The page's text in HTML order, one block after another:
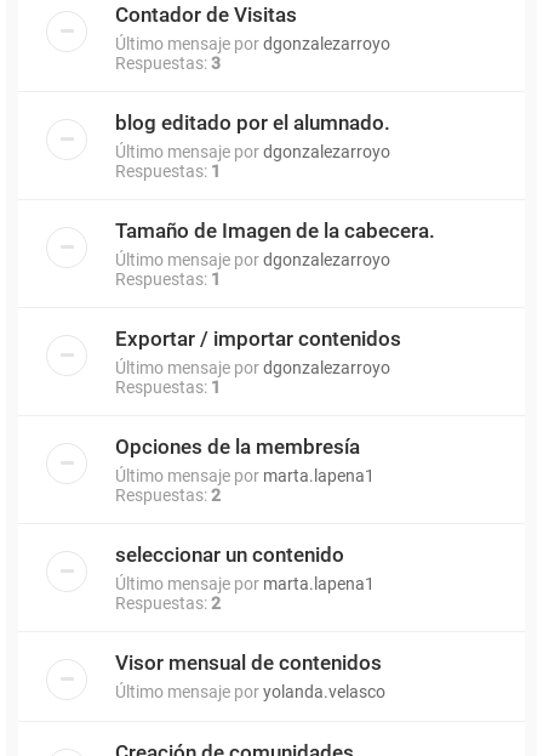
Contador de Visitas
Último mensaje pordgonzalezarroyo
Respuestas:3
blog editado por el alumnado.
Último mensaje pordgonzalezarroyo
Respuestas: 1
Tamaño de Imagen de la cabecera.
Último mensaje pordgonzalezarroyo
Respuestas: 1
Exportar / importar contenidos
Último mensaje pordgonzalezarroyo
Respuestas: 1
Opciones de la membresía
Último mensaje por marta.lapena1
Respuestas:2
seleccionar un contenido
Último mensaje por marta.lapena1
Respuestas:2
Visor mensual de contenidos
Último mensaje poryolanda.velasco